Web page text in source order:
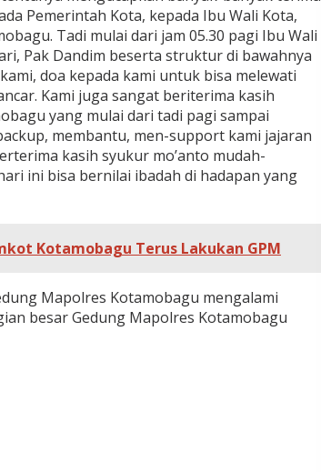
Pemerintah Kota, kepada Ibu Wali Kota,
Tadi mulai dari jam 05.30 pagi Ibu Wali
Pak Dandim beserta struktur di bawahnya
doa kepada kami untuk bisa melewati
Kami juga sangat beriterima kasih
yang mulai dari tadi pagi sampai
membantu, men-support kami jajaran
kasih syukur mo’anto mudah-
ini bisa bernilai ibadah di hadapan yang
Kotamobagu Terus Lakukan GPM
Mapolres Kotamobagu mengalami
besar Gedung Mapolres Kotamobagu